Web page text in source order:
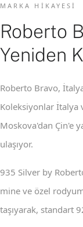
MARKA HIKAYESI
Roberto
Yeniden
Roberto Bravo,
Koleksiyonlar İtalya
Moskova'dan Çin'e
ulaşıyor.
935 Silver by
mine ve özel
taşıyarak, standart